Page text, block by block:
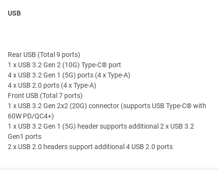
USB
Rear USB (Total 9 ports)
1 x USB 3.2 Gen 2 (10G) Type-C® port
4 x USB 3.2 Gen 1 (5G) ports (4 x Type-A)
4 x USB 2.0 ports (4 x Type-A)
Front USB (Total 7 ports)
1 x USB 3.2 Gen 2x2 (20G) connector (supports USB Type-C® with
60W PD/QC4+)
1 x USB 3.2 Gen 1 (5G) header supports additional 2 x USB 3.2
Gen1 ports
2 x USB 2.0 headers support additional 4 USB 2.0 ports